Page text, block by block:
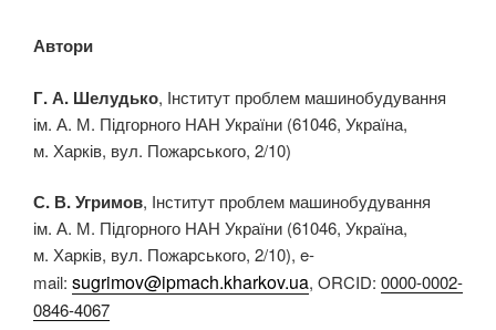
Автори
Г. А. Шелудько, Інститут проблем машинобудування
ім. А. М. Підгорного НАН України (61046, Україна,
м. Харків, вул. Пожарського, 2/10)
С. В. Угримов, Інститут проблем машинобудування
ім. А. М. Підгорного НАН України (61046, Україна,
м. Харків, вул. Пожарського, 2/10), e-
mail: sugrimov@ipmach.kharkov.ua, ORCID: 0000-0002-
0846-4067